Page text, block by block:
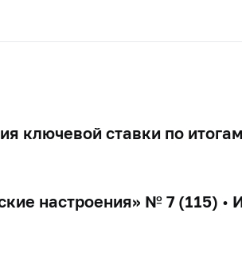
ключевой ставки по
настроения» № 7 (115) •